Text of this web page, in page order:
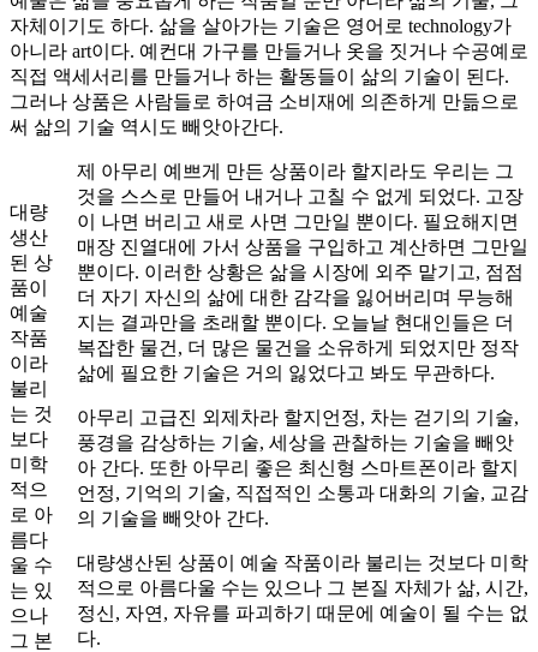
자체이기도 하다. 삶을 살아가는 기술은 영어로 technology가
아니라 art이다. 예컨대 가구를 만들거나 옷을 짓거나 수공예로
직접 액세서리를 만들거나 하는 활동들이 삶의 기술이 된다.
그러나 상품은 사람들로 하여금 소비재에 의존하게 만듦으로
써 삶의 기술 역시도 빼앗아간다.
대량
생산
된 상
품이
예술
작품
이라
불리
는 것
보다
미학
적으
로 아
름다
울 수
는 있
으나
그 본
제 아무리 예쁘게 만든 상품이라 할지라도 우리는 그
것을 스스로 만들어 내거나 고칠 수 없게 되었다. 고장
이 나면 버리고 새로 사면 그만일 뿐이다. 필요해지면
매장 진열대에 가서 상품을 구입하고 계산하면 그만일
뿐이다. 이러한 상황은 삶을 시장에 외주 맡기고, 점점
더 자기 자신의 삶에 대한 감각을 잃어버리며 무능해
지는 결과만을 초래할 뿐이다. 오늘날 현대인들은 더
복잡한 물건, 더 많은 물건을 소유하게 되었지만 정작
삶에 필요한 기술은 거의 잃었다고 봐도 무관하다.
아무리 고급진 외제차라 할지언정, 차는 걷기의 기술,
풍경을 감상하는 기술, 세상을 관찰하는 기술을 빼앗
아 간다. 또한 아무리 좋은 최신형 스마트폰이라 할지
언정, 기억의 기술, 직접적인 소통과 대화의 기술, 교감
의 기술을 빼앗아 간다.
대량생산된 상품이 예술 작품이라 불리는 것보다 미학
적으로 아름다울 수는 있으나 그 본질 자체가 삶, 시간,
정신, 자연, 자유를 파괴하기 때문에 예술이 될 수는 없
다.